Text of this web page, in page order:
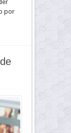
por